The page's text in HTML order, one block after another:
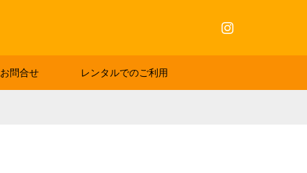
お問合せ レンタルでのご利用